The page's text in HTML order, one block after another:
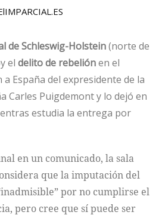
de Schleswig-Holstein(norte de
el delito de rebeliónen el
España del expresidente de la
Carles Puigdemonty lo dejó en
estudia la entrega por
en un comunicado, la sala
que la imputación del
por no cumplirse el
pero cree que sí puede ser